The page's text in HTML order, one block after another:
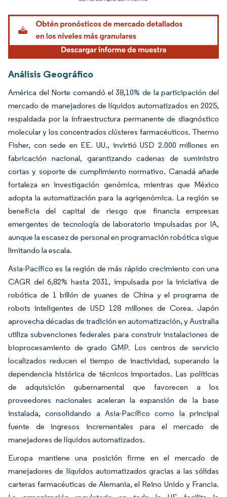
Análisis Geográfico
América del Norte comandó el 38,10% de la participación del
mercado de manejadores de líquidos automatizados en 2025,
respaldada por la infraestructura permanente de diagnóstico
molecular y los concentrados clústeres farmacéuticos. Thermo
Fisher, con sede en EE. UU., invirtió USD 2.000 millones en
fabricación nacional, garantizando cadenas de suministro
cortas y soporte de cumplimiento normativo. Canadá añade
fortaleza en investigación genómica, mientras que México
adopta la automatización para la agrigenómica. La región se
beneficia del capital de riesgo que financia empresas
emergentes de tecnología de laboratorio impulsadas por IA,
aunque la escasez de personal en programación robótica sigue
limitando la escala.
Asia-Pacífico es la región de más rápido crecimiento con una
CAGR del 6,82% hasta 2031, impulsada por la iniciativa de
robótica de 1 billón de yuanes de China y el programa de
robots inteligentes de USD 128 millones de Corea. Japón
aprovecha décadas de tradición en automatización, y Australia
utiliza subvenciones federales para construir instalaciones de
bioprocesamiento de grado GMP. Los centros de servicio
localizados reducen el tiempo de inactividad, superando la
dependencia histórica de técnicos importados. Las políticas
de adquisición gubernamental que favorecen a los
proveedores nacionales aceleran la expansión de la base
instalada, consolidando a Asia-Pacífico como la principal
fuente de ingresos incrementales para el mercado de
manejadores de líquidos automatizados.
Europa mantiene una posición firme en el mercado de
manejadores de líquidos automatizados gracias a las sólidas
carteras farmacéuticas de Alemania, el Reino Unido y Francia.